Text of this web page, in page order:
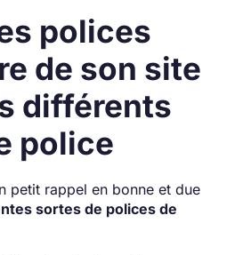
polices
de son site
différents
police
petit rappel en bonne et due
sortes de polices de